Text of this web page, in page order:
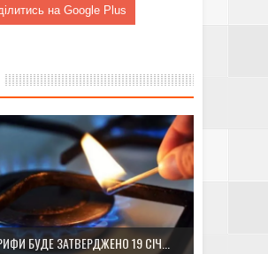
на Google Plus
БУДЕ ЗАТВЕРДЖЕНО 19 СІЧ...